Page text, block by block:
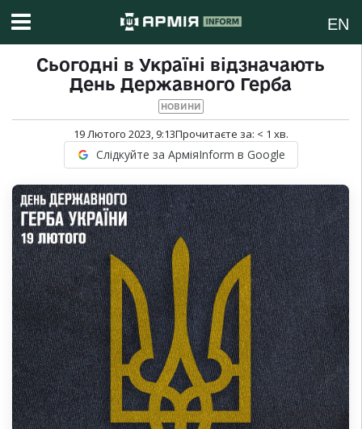
EN
Сьогодні в Україні відзначають
День Державного Герба
НОВИНИ
19 Лютого 2023, 9:13Прочитаєте за: < 1 хв.
Слідкуйте за АрміяInform в Google